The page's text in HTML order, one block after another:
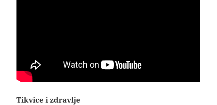
Tikvice i zdravlje